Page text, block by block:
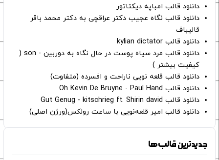
دانلود قالب امباپه دیکتاتور
دانلود قالب نگاه عجیب دکتر عراقچی به دکتر محمد باقر
قالیباف
دانلود قالب kylian dictator
دانلود قالب مرد سیاه پوست در حال نگاه به دوربین - son (
کیفیت بیشتر )
دانلود قالب قلعه نویی ناراحت و افسرده (متفاوت)
دانلود قالب Oh Kevin De Bruyne - Paul Hand
دانلود قالب Gut Genug - kitschrieg ft. Shirin david
دانلود قالب امیر قلعه‌نویی با ساعت رولکس(ورژن اصلی)
جدیدترین قالب‌ها